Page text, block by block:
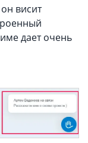
висит
дает очень